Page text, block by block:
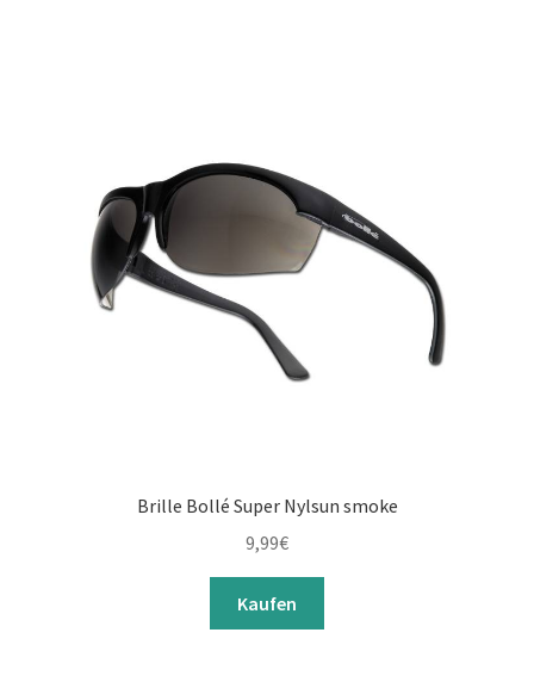
Brille Bollé Super Nylsun smoke
9,99€
Kaufen